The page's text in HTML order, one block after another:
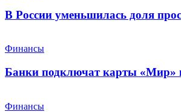
В России уменьшилась доля
Финансы
Банки подключат карты «Мир»
Финансы